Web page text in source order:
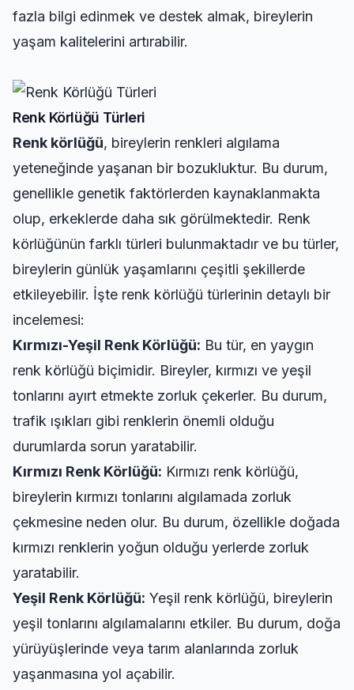
fazla bilgi edinmek ve destek almak, bireylerin
yaşam kalitelerini artırabilir.
Renk Körlüğü Türleri
Renk körlüğü, bireylerin renkleri algılama
yeteneğinde yaşanan bir bozukluktur. Bu durum,
genellikle genetik faktörlerden kaynaklanmakta
olup, erkeklerde daha sık görülmektedir. Renk
körlüğünün farklı türleri bulunmaktadır ve bu türler,
bireylerin günlük yaşamlarını çeşitli şekillerde
etkileyebilir. İşte renk körlüğü türlerinin detaylı bir
incelemesi:
Kırmızı-Yeşil Renk Körlüğü: Bu tür, en yaygın
renk körlüğü biçimidir. Bireyler, kırmızı ve yeşil
tonlarını ayırt etmekte zorluk çekerler. Bu durum,
trafik ışıkları gibi renklerin önemli olduğu
durumlarda sorun yaratabilir.
Kırmızı Renk Körlüğü: Kırmızı renk körlüğü,
bireylerin kırmızı tonlarını algılamada zorluk
çekmesine neden olur. Bu durum, özellikle doğada
kırmızı renklerin yoğun olduğu yerlerde zorluk
yaratabilir.
Yeşil Renk Körlüğü: Yeşil renk körlüğü, bireylerin
yeşil tonlarını algılamalarını etkiler. Bu durum, doğa
yürüyüşlerinde veya tarım alanlarında zorluk
yaşanmasına yol açabilir.